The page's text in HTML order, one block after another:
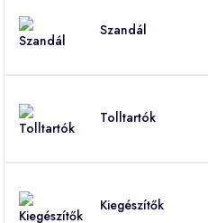
Szandál
Tolltartók
Kiegészítők